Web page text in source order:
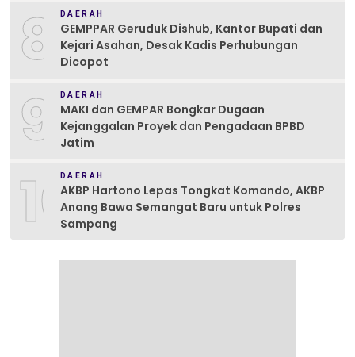
8 DAERAH
GEMPPAR Geruduk Dishub, Kantor Bupati dan
Kejari Asahan, Desak Kadis Perhubungan
Dicopot
9 DAERAH
MAKI dan GEMPAR Bongkar Dugaan
Kejanggalan Proyek dan Pengadaan BPBD
Jatim
10DAERAH
AKBP Hartono Lepas Tongkat Komando, AKBP
Anang Bawa Semangat Baru untuk Polres
Sampang